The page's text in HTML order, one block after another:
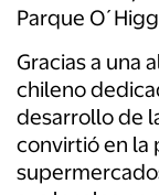
Parque
Gracias a una
chileno
desarrollo de
convirtió en la